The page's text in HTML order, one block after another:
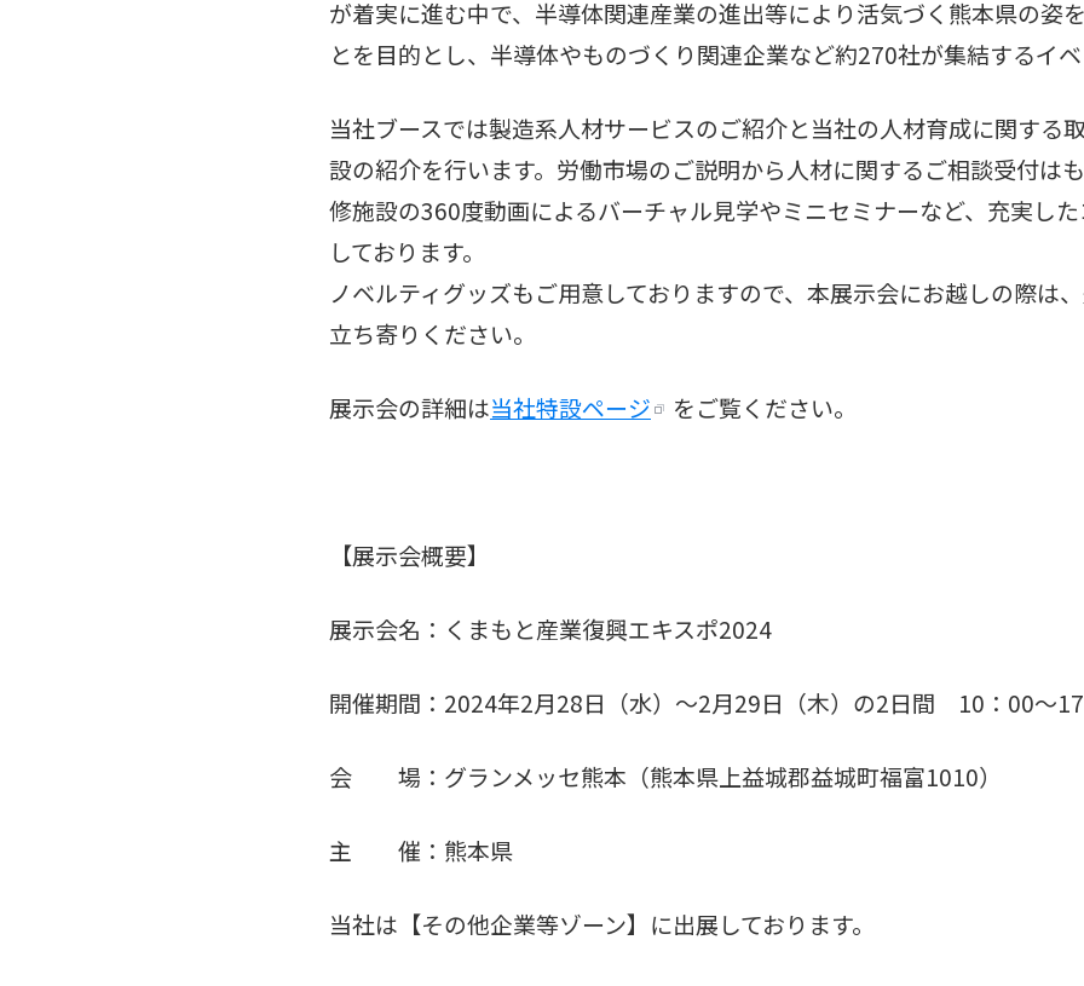
が着実に進む中で、半導体関連産業の進出等により活気づく熊本県の姿
とを目的とし、半導体やものづくり関連企業など約270社が集結するイ
当社ブースでは製造系人材サービスのご紹介と当社の人材育成に関する
設の紹介を行います。労働市場のご説明から人材に関するご相談受付は
修施設の360度動画によるバーチャル見学やミニセミナーなど、充実し
しております。
ノベルティグッズもご用意しておりますので、本展示会にお越しの際は
立ち寄りください。
展示会の詳細は当社特設ページ をご覧ください。
【展示会概要】
展示会名：くまもと産業復興エキスポ2024
開催期間：2024年2月28日（水）〜2月29日（木）の2日間 10：00〜
会 場：グランメッセ熊本（熊本県上益城郡益城町福富1010）
主 催：熊本県
当社は【その他企業等ゾーン】に出展しております。